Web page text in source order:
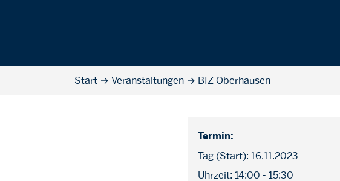
Start → Veranstaltungen → BIZ Oberhausen
Termin:
Tag (Start): 16.11.2023
Uhrzeit: 14:00 - 15:30